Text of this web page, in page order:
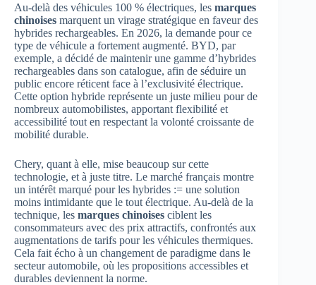
Au-delà des véhicules 100 % électriques, les marques
chinoises marquent un virage stratégique en faveur des
hybrides rechargeables. En 2026, la demande pour ce
type de véhicule a fortement augmenté. BYD, par
exemple, a décidé de maintenir une gamme d’hybrides
rechargeables dans son catalogue, afin de séduire un
public encore réticent face à l’exclusivité électrique.
Cette option hybride représente un juste milieu pour de
nombreux automobilistes, apportant flexibilité et
accessibilité tout en respectant la volonté croissante de
mobilité durable.
Chery, quant à elle, mise beaucoup sur cette
technologie, et à juste titre. Le marché français montre
un intérêt marqué pour les hybrides := une solution
moins intimidante que le tout électrique. Au-delà de la
technique, les marques chinoises ciblent les
consommateurs avec des prix attractifs, confrontés aux
augmentations de tarifs pour les véhicules thermiques.
Cela fait écho à un changement de paradigme dans le
secteur automobile, où les propositions accessibles et
durables deviennent la norme.